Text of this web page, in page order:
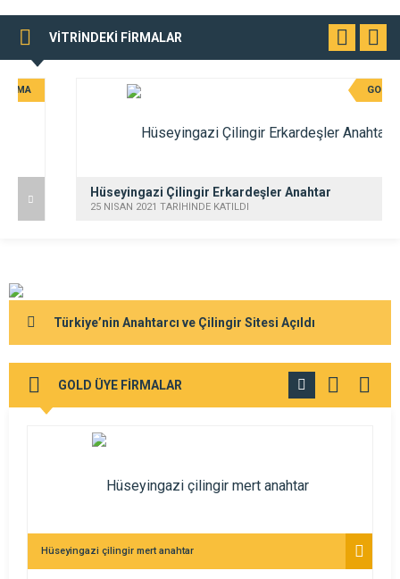
VİTRİNDEKİ FİRMALAR
GOLD FİRMA
Hüseyingazi Çilingir Erkardeşler Anahtar
25 NISAN 2021 TARİHİNDE KATILDI
Türkiye’nin Anahtarcı ve Çilingir Sitesi Açıldı
GOLD ÜYE FİRMALAR
GÖR
Hüseyingazi çilingir mert anahtar